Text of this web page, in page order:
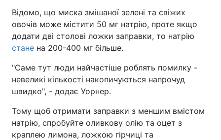
Відомо, що миска змішаної зелені та свіжих
овочів може містити 50 мг натрію, проте якщо
додати дві столові ложки заправки, то натрію
стане на 200-400 мг більше.
"Саме тут люди найчастіше роблять помилку -
невеликі кількості накопичуються напрочуд
швидко", - додає Уорнер.
Тому щоб отримати заправки з меншим вмістом
натрію, спробуйте оливкову олію та оцет з
краплею лимона, ложкою гірчиці та